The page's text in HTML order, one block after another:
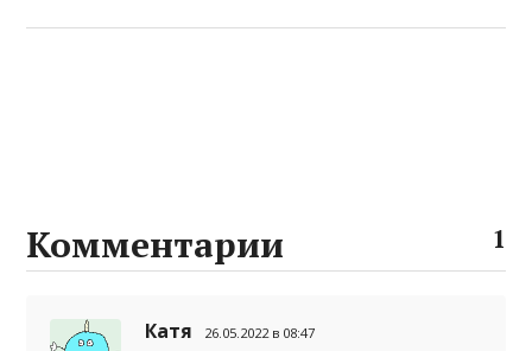
Комментарии 1
Катя 26.05.2022 в 08:47